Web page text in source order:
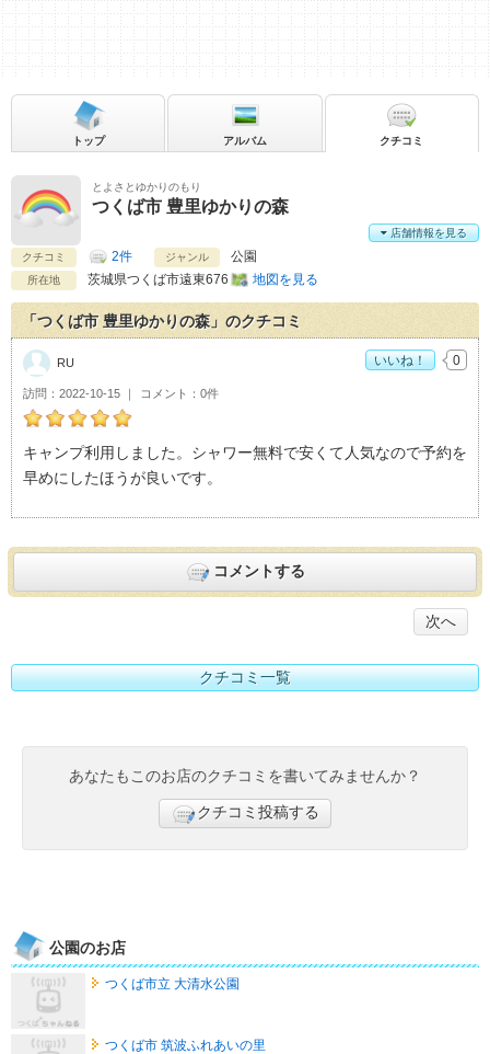
とよさとゆかりのもり
つくば市 豊里ゆかりの森
クチコミ 2件 ジャンル 公園
所在地 茨城県つくば市遠東676 地図を見る
店舗情報を見る
トップ アルバム クチコミ
「つくば市 豊里ゆかりの森」のクチコミ
RUのつくば市 豊里ゆかりの森おすすめ度： 5
キャンプ利用しました。シャワー無料で安くて人気なので予約を
早めにしたほうが良いです。
訪問 2022-10-15 コメント 0件
RU いいね！ 0
コメントする
次へ
クチコミ一覧
あなたもこのお店のクチコミを書いてみませんか？
クチコミ投稿する
公園のお店
つくば市立 大清水公園
つくば市 筑波ふれあいの里